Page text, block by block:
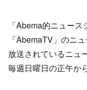
「Abema的ニュー
「AbemaTV」のニ
放送されているニュ
毎週日曜日の正午か